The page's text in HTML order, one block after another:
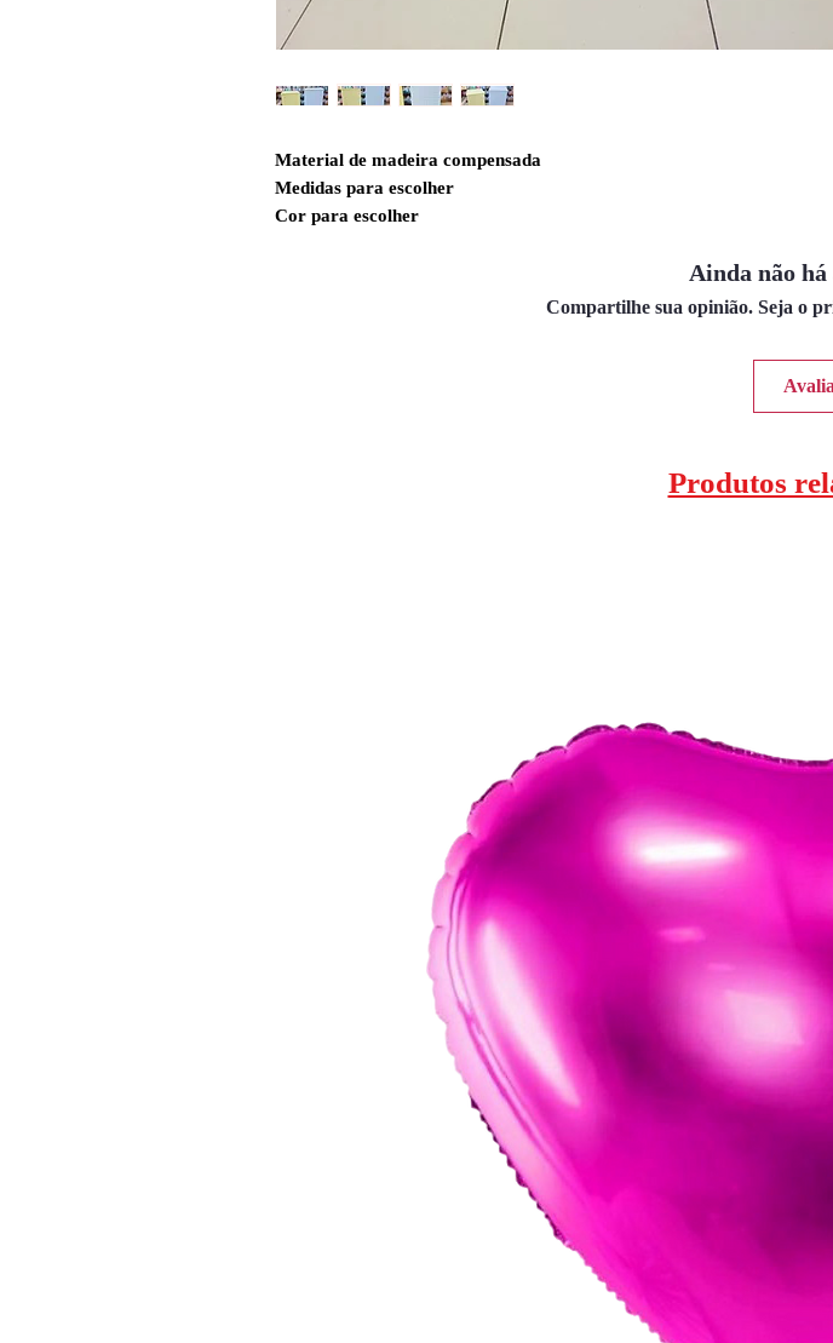
Material de madeira compensada
Medidas para escolher
Cor para escolher
Ainda não há
Compartilhe sua opinião. Seja o
Produtos